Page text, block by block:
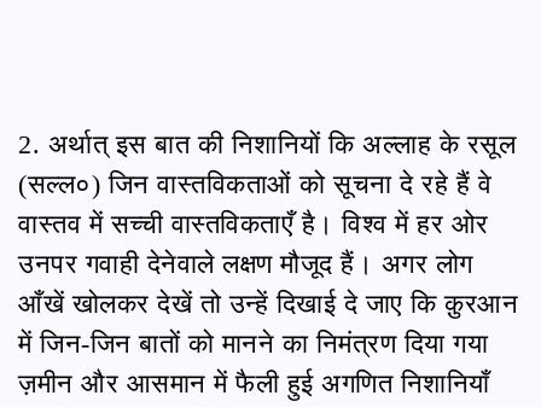
2. अर्थात् इस बात की निशानियों कि अल्लाह के रसूल
(सल्ल०) जिन वास्तविकताओं को सूचना दे रहे हैं वे
वास्तव में सच्ची वास्तविकताएँ है। विश्व में हर ओर
उनपर गवाही देनेवाले लक्षण मौजूद हैं। अगर लोग
आँखें खोलकर देखें तो उन्हें दिखाई दे जाए कि क़ुरआन
में जिन-जिन बातों को मानने का निमंत्रण दिया गया
ज़मीन और आसमान में फैली हुई अगणित निशानियाँ